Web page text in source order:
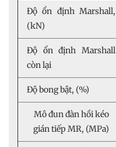
Độ ổn định Marshall,
(kN)
Độ ổn định Marshall
còn lại
Độ bong bật, (%)
Mô đun đàn hồi kéo
gián tiếp MR, (MPa)